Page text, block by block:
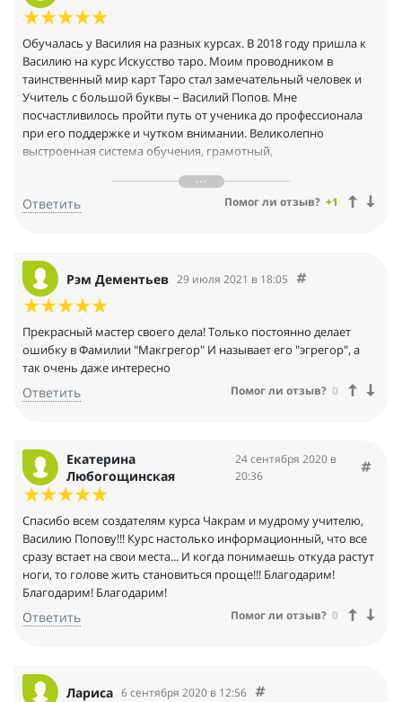
Обучалась у Василия на разных курсах. В 2018 году пришла к
Василию на курс Искусство таро. Моим проводником в
таинственный мир карт Таро стал замечательный человек и
Учитель с большой буквы – Василий Попов. Мне
посчастливилось пройти путь от ученика до профессионала
при его поддержке и чутком внимании. Великолепно
выстроенная система обучения, грамотный,
студентам – все это является залогом успеха его учеников.
Я начинала свое обучение картам Таро с абсолютного нуля.
но и дополнительную профессию.
Созданный Василием учебный материал делает
образовательный процесс максимально успешным. На курсе
Василия студенты не только получают бесценные знания, но
не менее бесценную практику. Навыки работы с колодой
отрабатываются сразу в процессе обучения. Работа в парах и
совместный разбор раскладов, сводит к минимуму риск
неточных трактовок. И после окончания курса студент
выходит в самостоятельное плавание хорошо
основным источником дохода.
Осталась очень довольна пройденным курсом. Рекомендую
от души))
Ответить Помог ли отзыв? +1
Рэм Дементьев 29 июля 2021 в 18:05
Прекрасный мастер своего дела! Только постоянно делает
ошибку в Фамилии "Макгрегор" И называет его "эгрегор", а
так очень даже интересно
Ответить Помог ли отзыв? 0
Екатерина
Любогощинская
24 сентября 2020 в
20:36
Спасибо всем создателям курса Чакрам и мудрому учителю,
Василию Попову!!! Курс настолько информационный, что все
сразу встает на свои места... И когда понимаешь откуда растут
ноги, то голове жить становиться проще!!! Благодарим!
Благодарим! Благодарим!
Ответить Помог ли отзыв? 0
Лариса 6 сентября 2020 в 12:56